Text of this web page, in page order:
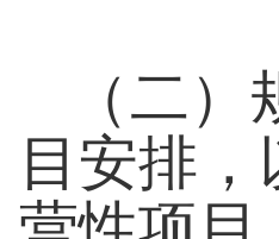
（二
目安排